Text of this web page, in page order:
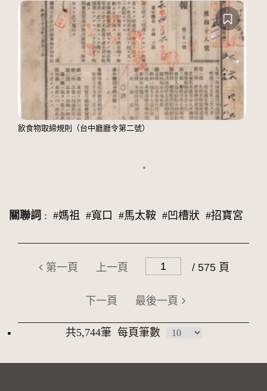
飲食物取締規則（台中廳廳令第二號）
關聯詞 : #媽祖 #寬口 #馬太鞍 #凹槽狀 #招寶宮
第一頁 上一頁 / 575 頁
下一頁 最後一頁
共5,744筆 每頁筆數